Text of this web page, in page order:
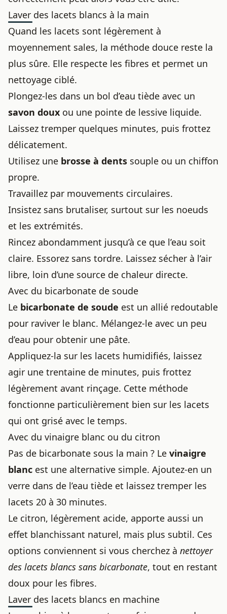
Laver des lacets blancs à la main
Quand les lacets sont légèrement à
moyennement sales, la méthode douce reste la
plus sûre. Elle respecte les fibres et permet un
nettoyage ciblé.
Plongez-les dans un bol d’eau tiède avec un
savon doux ou une pointe de lessive liquide.
Laissez tremper quelques minutes, puis frottez
délicatement.
Utilisez une brosse à dents souple ou un chiffon
propre.
Travaillez par mouvements circulaires.
Insistez sans brutaliser, surtout sur les noeuds
et les extrémités.
Rincez abondamment jusqu’à ce que l’eau soit
claire. Essorez sans tordre. Laissez sécher à l’air
libre, loin d’une source de chaleur directe.
Avec du bicarbonate de soude
Le bicarbonate de soude est un allié redoutable
pour raviver le blanc. Mélangez-le avec un peu
d’eau pour obtenir une pâte.
Appliquez-la sur les lacets humidifiés, laissez
agir une trentaine de minutes, puis frottez
légèrement avant rinçage. Cette méthode
fonctionne particulièrement bien sur les lacets
qui ont grisé avec le temps.
Avec du vinaigre blanc ou du citron
Pas de bicarbonate sous la main ? Le vinaigre
blanc est une alternative simple. Ajoutez-en un
verre dans de l’eau tiède et laissez tremper les
lacets 20 à 30 minutes.
Le citron, légèrement acide, apporte aussi un
effet blanchissant naturel, mais plus subtil. Ces
options conviennent si vous cherchez à nettoyer
des lacets blancs sans bicarbonate, tout en restant
doux pour les fibres.
Laver des lacets blancs en machine